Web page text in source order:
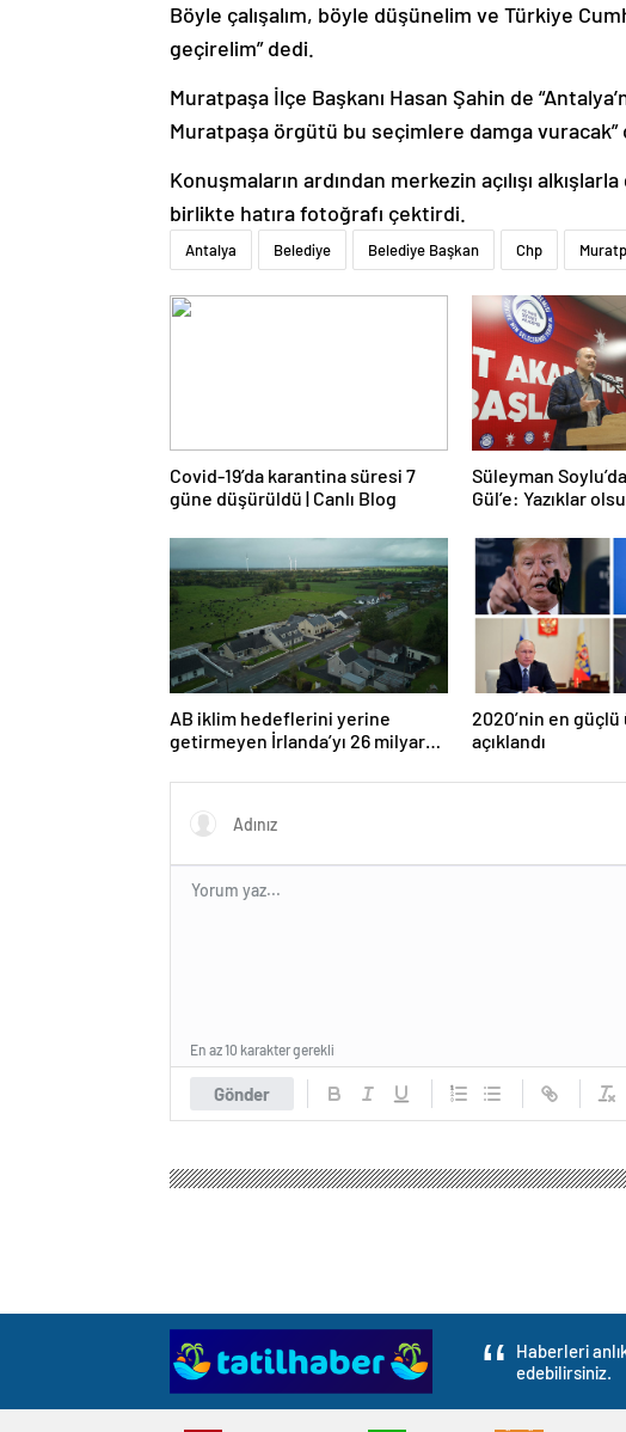
Böyle çalışalım, böyle düşünelim ve Türkiye
geçirelim” dedi.
Muratpaşa İlçe Başkanı Hasan Şahin de
Muratpaşa örgütü bu seçimlere damga vuracak”
Konuşmaların ardından merkezin açılışı
birlikte hatıra fotoğrafı çektirdi.
Antalya Belediye Belediye Başkan Chp
Covid-19’da karantina süresi 7
güne düşürüldü | Canlı Blog
Süleyman
Gül’e: Yazıklar
AB iklim hedeflerini yerine
getirmeyen İrlanda’yı 26 milyar
2020’nin en
açıklandı
Gönder
En az 10 karakter gerekli
Haberleri
edebilirsiniz.